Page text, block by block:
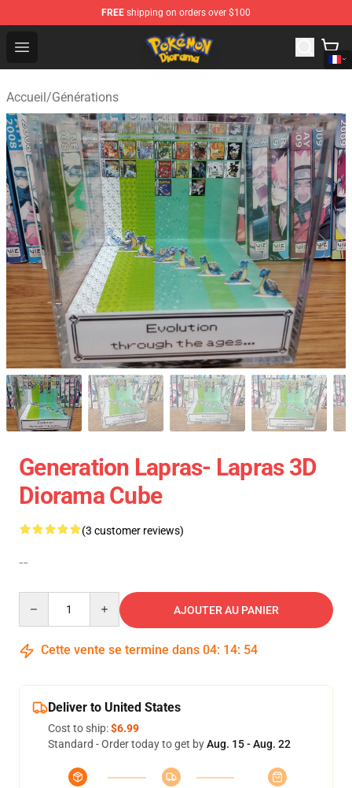
FREE shipping on orders over $100
Open menu
Pokemon Diorama Shop - The Best Store of Pokemon
Accueil/Générations
Generation Lapras- Lapras 3D
Diorama Cube
(3 customer reviews)
--
AJOUTER AU PANIER
Cette vente se termine dans 04: 14: 54
Deliver to United States
Cost to ship:$6.99
Standard - Order today to get byAug. 15 - Aug. 22